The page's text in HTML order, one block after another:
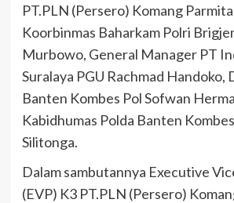
PT.PLN (Persero) Komang
Koorbinmas Baharkam Polri
Murbowo, General Manager PT
Suralaya PGU Rachmad Handoko,
Banten Kombes Pol Sofwan
Kabidhumas Polda Banten
Silitonga.
Dalam sambutannya Executive
(EVP) K3 PT.PLN (Persero)